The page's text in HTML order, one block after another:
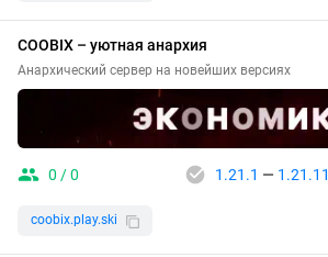
COOBIX – уютная анархия
Анархический сервер на новейших версиях
0 / 0 1.21.1 — 1.21.11
coobix.play.ski